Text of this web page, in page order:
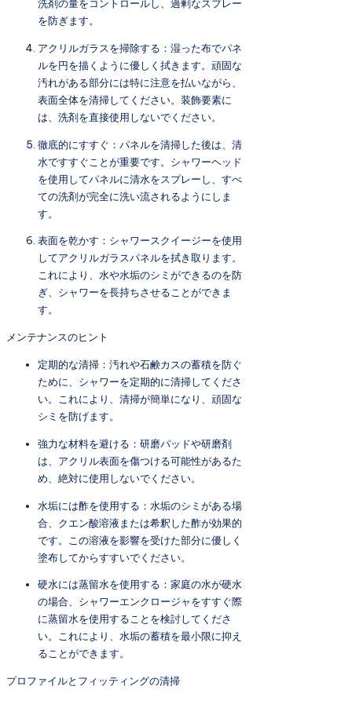
洗剤の量をコントロールし、過剰なスプレー
を防ぎます。
アクリルガラスを掃除する：湿った布でパネ
ルを円を描くように優しく拭きます。頑固な
汚れがある部分には特に注意を払いながら、
表面全体を清掃してください。装飾要素に
は、洗剤を直接使用しないでください。
徹底的にすすぐ：パネルを清掃した後は、清
水ですすぐことが重要です。シャワーヘッド
を使用してパネルに清水をスプレーし、すべ
ての洗剤が完全に洗い流されるようにしま
す。
表面を乾かす：シャワースクイージーを使用
してアクリルガラスパネルを拭き取ります。
これにより、水や水垢のシミができるのを防
ぎ、シャワーを長持ちさせることができま
す。
メンテナンスのヒント
定期的な清掃：汚れや石鹸カスの蓄積を防ぐ
ために、シャワーを定期的に清掃してくださ
い。これにより、清掃が簡単になり、頑固な
シミを防げます。
強力な材料を避ける：研磨パッドや研磨剤
は、アクリル表面を傷つける可能性があるた
め、絶対に使用しないでください。
水垢には酢を使用する：水垢のシミがある場
合、クエン酸溶液または希釈した酢が効果的
です。この溶液を影響を受けた部分に優しく
塗布してからすすいでください。
硬水には蒸留水を使用する：家庭の水が硬水
の場合、シャワーエンクロージャをすすぐ際
に蒸留水を使用することを検討してくださ
い。これにより、水垢の蓄積を最小限に抑え
ることができます。
プロファイルとフィッティングの清掃